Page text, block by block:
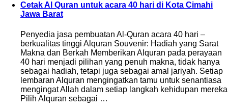
Cetak Al Quran untuk acara 40 hari di Kota Cimahi
Jawa Barat
Penyedia jasa pembuatan Al-Quran acara 40 hari –
berkualitas tinggi Alquran Souvenir: Hadiah yang Sarat
Makna dan Berkah Memberikan Alquran pada perayaan
40 hari menjadi pilihan yang penuh makna, tidak hanya
sebagai hadiah, tetapi juga sebagai amal jariyah. Setiap
lembaran Alquran mengingatkan tamu untuk senantiasa
mengingat Allah dalam setiap langkah kehidupan mereka
Pilih Alquran sebagai …